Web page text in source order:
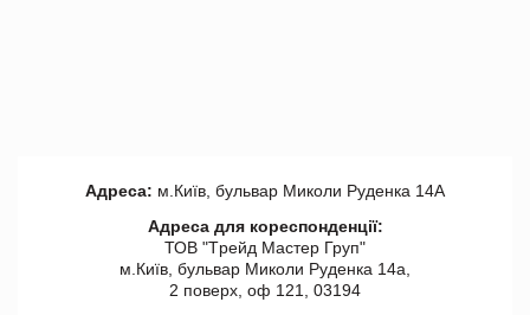
Адреса: м.Київ, бульвар Миколи Руденка 14А
Адреса для кореспонденції:
ТОВ "Tрейд Мастер Груп"
м.Київ, бульвар Миколи Руденка 14а,
2 поверх, оф 121, 03194